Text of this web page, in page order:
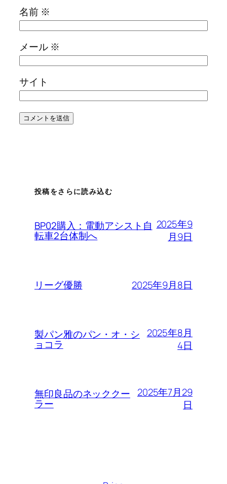
名前 ※
メール ※
サイト
投稿をさらに読み込む
BP02購入：電動アシスト自
転車2台体制へ
2025年9
月9日
リーグ優勝 2025年9月8日
製パン雅のパン・オ・シ
ョコラ
2025年8月
4日
無印良品のネッククー
ラー
2025年7月29
日